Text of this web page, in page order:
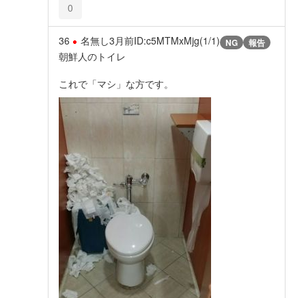
0
36 名無し3月前ID:c5MTMxMjg(1/1) NG 報告
朝鮮人のトイレ
これで「マシ」な方です。